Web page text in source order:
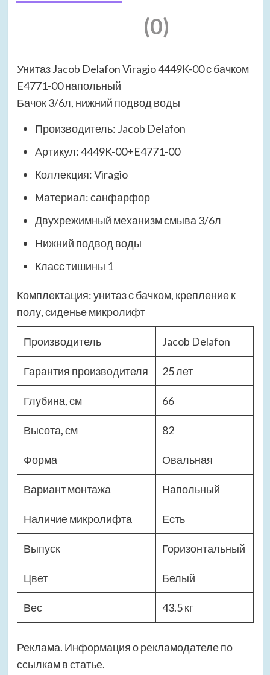
(0)
Унитаз Jacob Delafon Viragio 4449K-00 с бачком
E4771-00 напольный
Бачок 3/6л, нижний подвод воды
Производитель: Jacob Delafon
Артикул: 4449K-00+E4771-00
Коллекция: Viragio
Материал: санфарфор
Двухрежимный механизм смыва 3/6л
Нижний подвод воды
Класс тишины 1
Комплектация: унитаз с бачком, крепление к
полу, сиденье микролифт
Производитель Jacob Delafon
Гарантия производителя 25 лет
Глубина, см 66
Высота, см 82
Форма Овальная
Вариант монтажа Напольный
Наличие микролифта Есть
Выпуск Горизонтальный
Цвет Белый
Вес 43.5 кг
Реклама. Информация о рекламодателе по
ссылкам в статье.